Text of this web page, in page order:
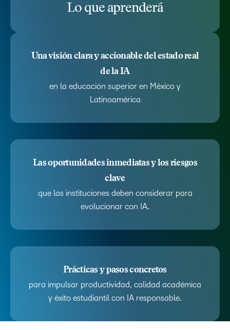
Lo que aprenderá
Una visión clara y accionable del estado real
de la IA
en la educación superior en México y
Latinoamérica
Las oportunidades inmediatas y los riesgos
clave
que las instituciones deben considerar para
evolucionar con IA.
Prácticas y pasos concretos
para impulsar productividad, calidad académica
y éxito estudiantil con IA responsable.